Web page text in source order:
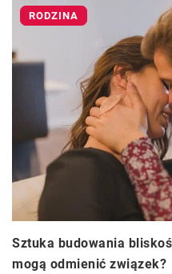
RODZINA
Sztuka budowania
mogą odmienić związek?